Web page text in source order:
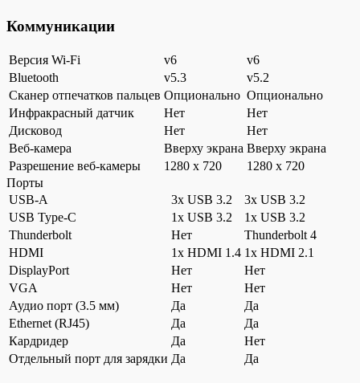
Коммуникации
Версия Wi-Fi v6
v6
Bluetooth
v5.3
v5.2
Сканер отпечатков пальцев Опционально Опционально
Инфракрасный датчик
Нет
Нет
Дисковод
Нет
Нет
Веб-камера
Вверху экрана Вверху экрана
Разрешение веб-камеры
1280 x 720
1280 x 720
Порты
USB-A
3x USB 3.2
3x USB 3.2
USB Type-C
1x USB 3.2
1x USB 3.2
Thunderbolt
Нет
Thunderbolt 4
HDMI
1x HDMI 1.4 1x HDMI 2.1
DisplayPort
Нет
Нет
VGA
Нет
Нет
Аудио порт (3.5 мм)
Да
Да
Ethernet (RJ45)
Да
Да
Кардридер
Да
Нет
Отдельный порт для зарядки Да Да